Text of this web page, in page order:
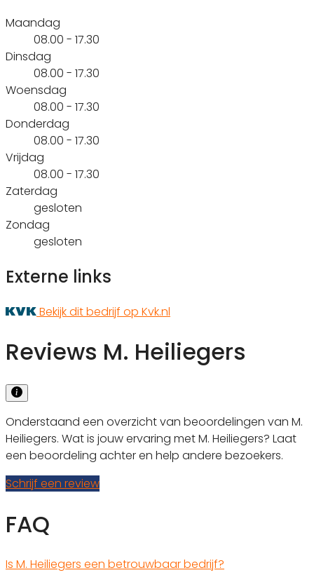
Maandag
08.00 - 17.30
Dinsdag
08.00 - 17.30
Woensdag
08.00 - 17.30
Donderdag
08.00 - 17.30
Vrijdag
08.00 - 17.30
Zaterdag
gesloten
Zondag
gesloten
Externe links
Bekijk dit bedrijf op Kvk.nl
Reviews M. Heiliegers
Onderstaand een overzicht van beoordelingen van M.
Heiliegers. Wat is jouw ervaring met M. Heiliegers? Laat
een beoordeling achter en help andere bezoekers.
Schrijf een review
FAQ
Is M. Heiliegers een betrouwbaar bedrijf?